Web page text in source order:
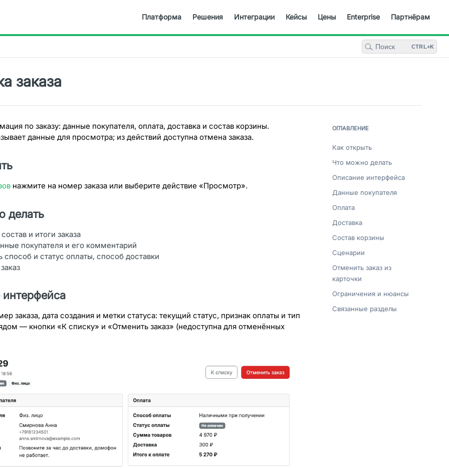
Платформа Решения Интеграции Кейсы Цены Enterprise Партнёрам
Поиск CTRL+K
заказа
по заказу: данные покупателя, оплата, доставка и состав корзины.
данные для просмотра; из действий доступна отмена заказа.
нажмите на номер заказа или выберите действие «Просмотр».
делать
и итоги заказа
покупателя и его комментарий
способ и статус оплаты, способ доставки
заказа, дата создания и метки статуса: текущий статус, признак оплаты и тип
— кнопки «К списку» и «Отменить заказ» (недоступна для отменённых
ОГЛАВЛЕНИЕ
Как открыть
Что можно делать
Описание интерфейса
Данные покупателя
Оплата
Доставка
Состав корзины
Сценарии
Отменить заказ из
карточки
Ограничения и нюансы
Связанные разделы